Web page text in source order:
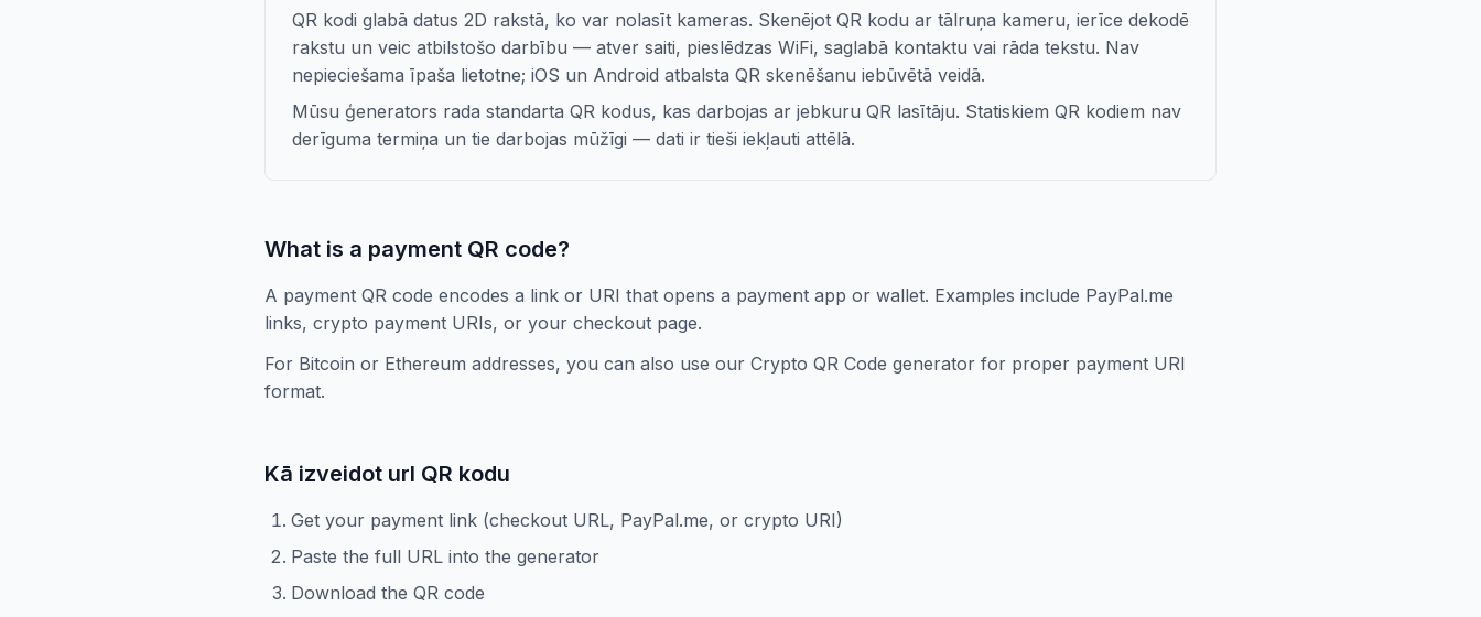
QR kodi glabā datus 2D rakstā, ko var nolasīt kameras. Skenējot QR kodu ar tālruņa kameru, ierīce dekodē
rakstu un veic atbilstošo darbību — atver saiti, pieslēdzas WiFi, saglabā kontaktu vai rāda tekstu. Nav
nepieciešama īpaša lietotne; iOS un Android atbalsta QR skenēšanu iebūvētā veidā.
Mūsu ģenerators rada standarta QR kodus, kas darbojas ar jebkuru QR lasītāju. Statiskiem QR kodiem nav
derīguma termiņa un tie darbojas mūžīgi — dati ir tieši iekļauti attēlā.
What is a payment QR code?
A payment QR code encodes a link or URI that opens a payment app or wallet. Examples include PayPal.me
links, crypto payment URIs, or your checkout page.
For Bitcoin or Ethereum addresses, you can also use our Crypto QR Code generator for proper payment URI
format.
Kā izveidot url QR kodu
Get your payment link (checkout URL, PayPal.me, or crypto URI)
Paste the full URL into the generator
Download the QR code